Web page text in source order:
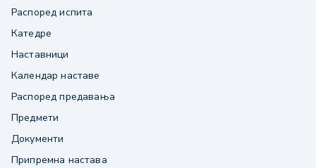
Распоред испита
Катедре
Наставници
Календар наставе
Распоред предавања
Предмети
Документи
Припремна настава